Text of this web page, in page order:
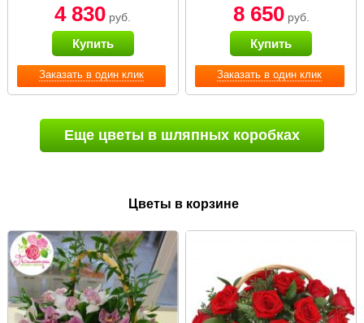
Заказать в один клик
Bella Fiori
4 830 руб.
Купить
Заказать в один клик
белой коробке
Small
8 650руб.
Купить
Еще цветы в шляпных коробках
Цветы в корзине